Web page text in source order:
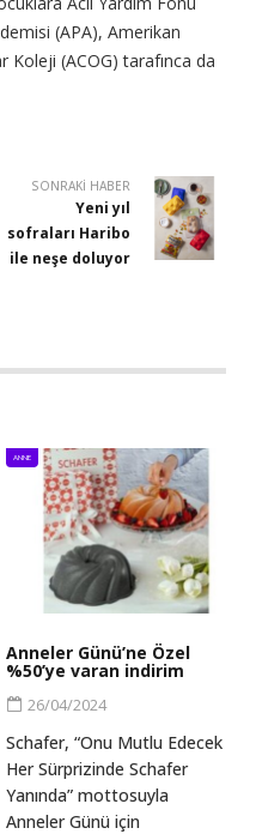
(APA), Amerikan
Koleji (ACOG) tarafınca da
SONRAKI HABER
Yeni yıl
sofraları Haribo
ile neşe doluyor
ANNE
Anneler Günü’ne Özel
%50’ye varan indirim
26/04/2024
Schafer, “Onu Mutlu Edecek
Her Sürprizinde Schafer
Yanında” mottosuyla
Anneler Günü için